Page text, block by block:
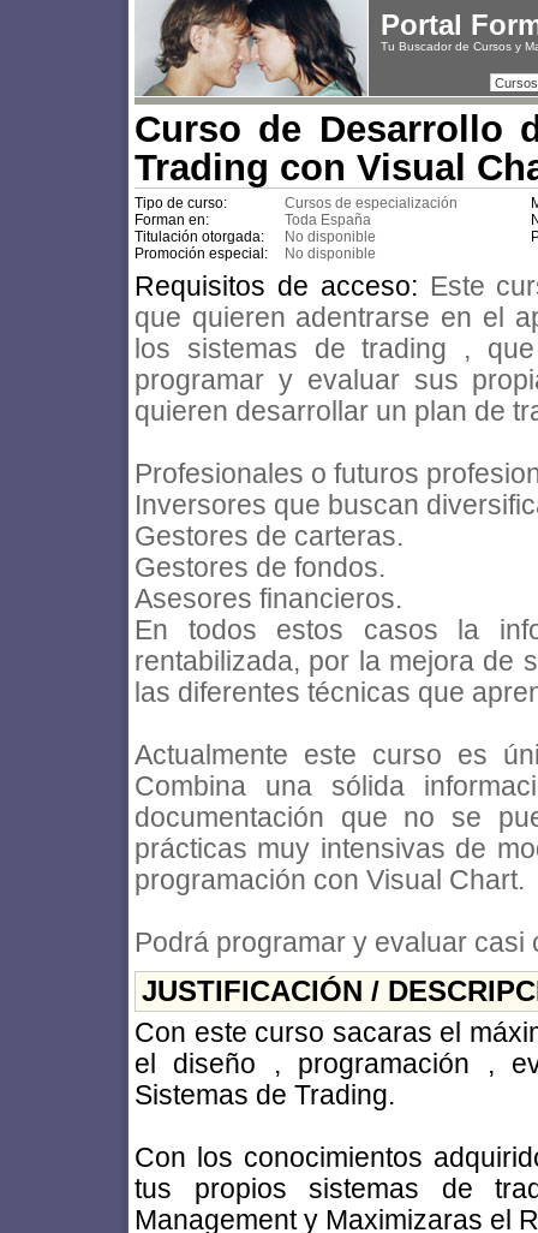
Portal
Tu Buscador de Cursos y
Curso de Desarrollo
Trading con Visual
Tipo de curso: Cursos de especialización
Forman en:
Toda España
Titulación otorgada:
No disponible
Promoción especial:
No disponible
Requisitos de acceso: Este
que quieren adentrarse en el
los sistemas de trading ,
programar y evaluar sus
quieren desarrollar un plan de
Profesionales o futuros
Inversores que buscan
Gestores de carteras.
Gestores de fondos.
Asesores financieros.
En todos estos casos la
rentabilizada, por la mejora de
las diferentes técnicas que
Actualmente este curso es
Combina una sólida
documentación que no se
prácticas muy intensivas de
programación con Visual Chart.
Podrá programar y evaluar
JUSTIFICACIÓN /
Con este curso sacaras el
el diseño , programación ,
Sistemas de Trading.
Con los conocimientos
tus propios sistemas de
Management y Maximizaras el